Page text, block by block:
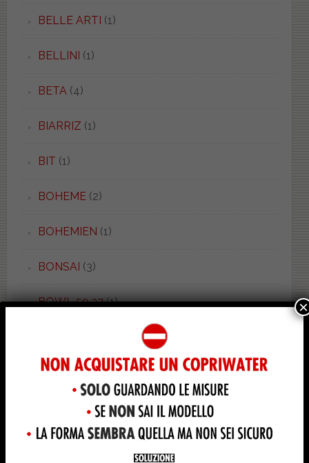
BELLE ARTI (1)
BELLINI (1)
BETA (4)
BIARRIZ (1)
BIT (1)
BOHEME(2)
BOHEMIEN (1)
BONSAI (3)
BOWL 50.37(1)
BOWL+ 50.55(1)
BOWL+ 55.38 (2)
BOWL+ 62.38(1)
×